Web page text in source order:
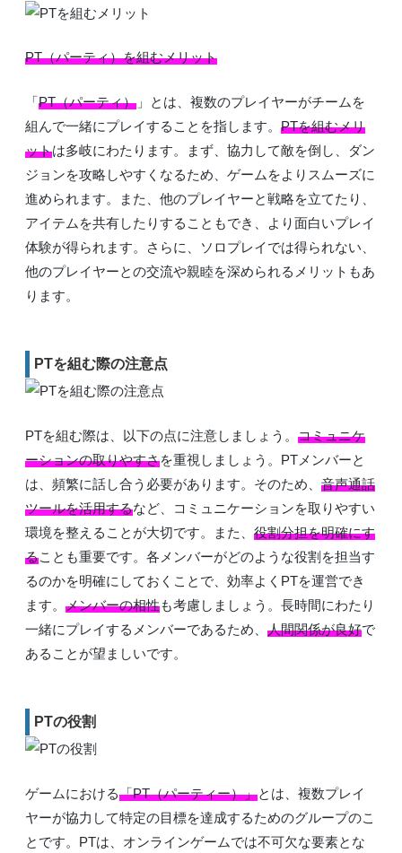
PT（パーティ）を組むメリット
「PT（パーティ） 」とは、複数のプレイヤーがチームを
組んで一緒にプレイすることを指します。 PTを組むメリ
ットは多岐にわたります。まず、協力して敵を倒し、ダン
ジョンを攻略しやすくなるため、ゲームをよりスムーズに
進められます。また、他のプレイヤーと戦略を立てたり、
アイテムを共有したりすることもでき、より面白いプレイ
体験が得られます。さらに、ソロプレイでは得られない、
他のプレイヤーとの交流や親睦を深められるメリットもあ
ります。
PTを組む際の注意点
PTを組む際は、以下の点に注意しましょう。 コミュニケ
ーションの取りやすさを重視しましょう。PTメンバーと
は、頻繁に話し合う必要があります。そのため、 音声通話
ツールを活用するなど、コミュニケーションを取りやすい
環境を整えることが大切です。また、 役割分担を明確にす
ることも重要です。各メンバーがどのような役割を担当す
るのかを明確にしておくことで、効率よくPTを運営でき
ます。 メンバーの相性も考慮しましょう。長時間にわたり
一緒にプレイするメンバーであるため、 人間関係が良好で
あることが望ましいです。
PTの役割
ゲームにおける「PT（パーティー）」とは、複数プレイ
ヤーが協力して特定の目標を達成するためのグループのこ
とです。PTは、オンラインゲームでは不可欠な要素とな